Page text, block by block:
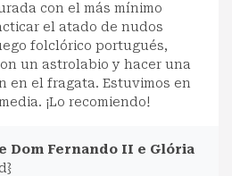
con el más mínimo
el atado de nudos
folclórico portugués,
un astrolabio y hacer una
en el fragata. Estuvimos en
¡Lo recomiendo!
Dom Fernando II e Glória